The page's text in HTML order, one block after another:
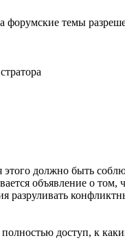
темы
должно быть
объявление о том,
разруливать
доступ, к